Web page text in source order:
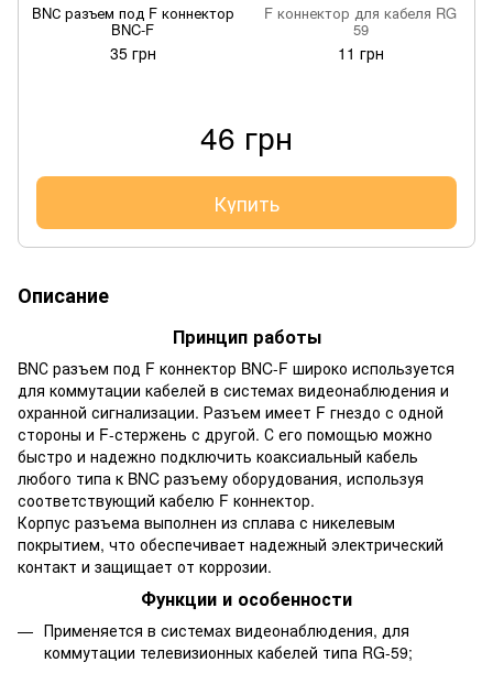
BNС разъем под F коннектор
BNC-F
35 грн
F коннектор для кабеля RG
59
11 грн
46 грн
Купить
Описание
Принцип работы
BNС разъем под F коннектор BNC-F широко используется
для коммутации кабелей в системах видеонаблюдения и
охранной сигнализации. Разъем имеет F гнездо с одной
стороны и F-стержень с другой. С его помощью можно
быстро и надежно подключить коаксиальный кабель
любого типа к BNC разъему оборудования, используя
соответствующий кабелю F коннектор.
Корпус разъема выполнен из сплава с никелевым
покрытием, что обеспечивает надежный электрический
контакт и защищает от коррозии.
Функции и особенности
Применяется в системах видеонаблюдения, для
коммутации телевизионных кабелей типа RG-59;